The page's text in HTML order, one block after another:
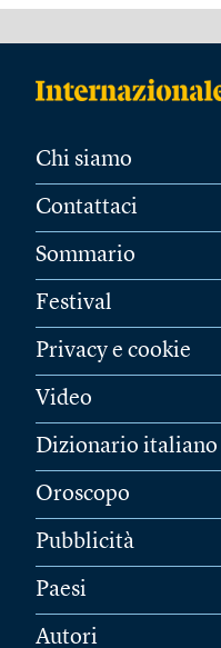
Chi siamo
Contattaci
Sommario
Festival
Privacy e cookie
Video
Dizionario italiano
Oroscopo
Pubblicità
Paesi
Autori